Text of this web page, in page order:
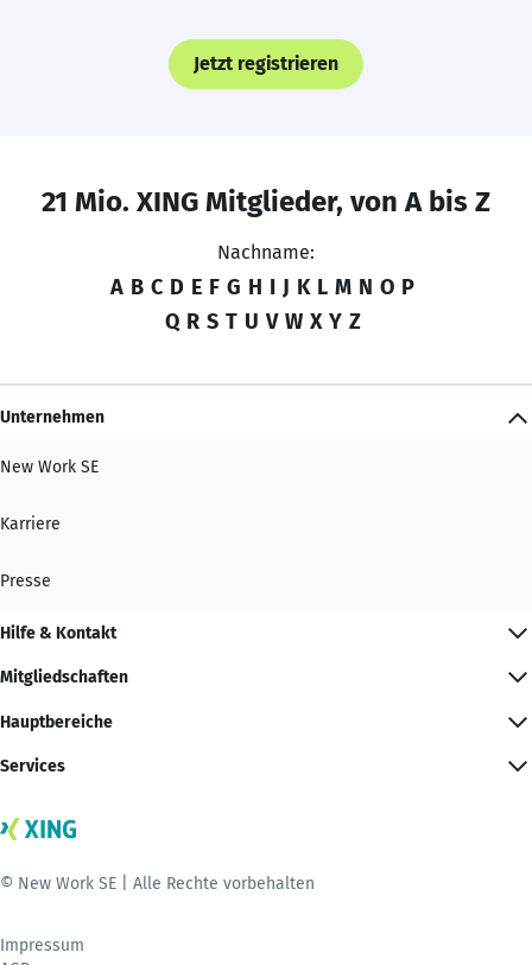
Jetzt registrieren
21 Mio. XING Mitglieder, von A bis Z
Nachname:
A B C D E F G H I J K L M N O P
Q R S T U V W X Y Z
Unternehmen
New Work SE
Karriere
Presse
Hilfe & Kontakt
Mitgliedschaften
Hauptbereiche
Services
© New Work SE | Alle Rechte vorbehalten
Impressum